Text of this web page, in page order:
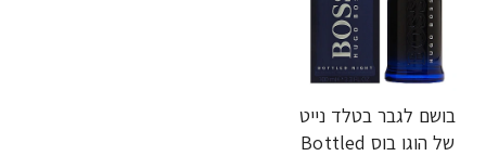
בושם לגבר בטלד נייט
של הוגו בוס Bottled